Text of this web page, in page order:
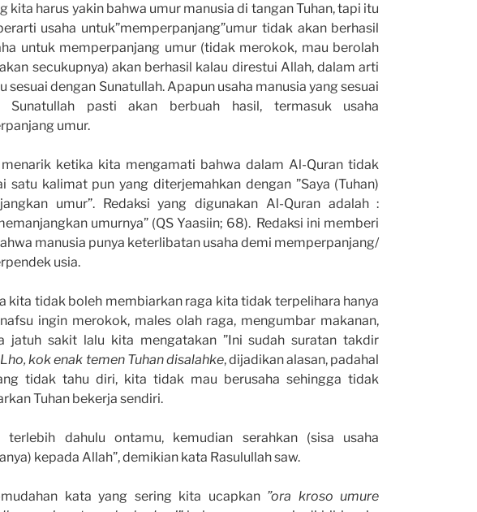
kita harus yakin bahwa umur manusia di tangan Tuhan, tapi itu
usaha untuk”memperpanjang”umur tidak akan berhasil
untuk memperpanjang umur (tidak merokok, mau berolah
secukupnya) akan berhasil kalau direstui Allah, dalam arti
sesuai dengan Sunatullah. Apapun usaha manusia yang sesuai
Sunatullah pasti akan berbuah hasil, termasuk usaha
umur.
menarik ketika kita mengamati bahwa dalam Al-Quran tidak
satu kalimat pun yang diterjemahkan dengan ”Saya (Tuhan)
umur”. Redaksi yang digunakan Al-Quran adalah :
umurnya” (QS Yaasiin; 68). Redaksi ini memberi
manusia punya keterlibatan usaha demi memperpanjang/
usia.
kita tidak boleh membiarkan raga kita tidak terpelihara hanya
ingin merokok, males olah raga, mengumbar makanan,
jatuh sakit lalu kita mengatakan ”Ini sudah suratan takdir
Lho, kok enak temen Tuhan disalahke, dijadikan alasan, padahal
tidak tahu diri, kita tidak mau berusaha sehingga tidak
Tuhan bekerja sendiri.
terlebih dahulu ontamu, kemudian serahkan (sisa usaha
kepada Allah”, demikian kata Rasulullah saw.
mudahan kata yang sering kita ucapkan ”ora kroso umure